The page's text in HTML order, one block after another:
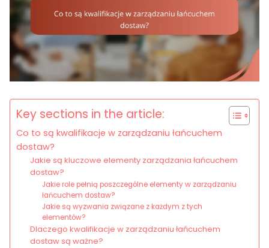
Key sections in the article:
Co to są kwalifikacje w zarządzaniu łańcuchem
dostaw?
Jakie są kluczowe elementy zarządzania łańcuchem
dostaw?
Jakie role pełnią poszczególne elementy w zarządzaniu
łańcuchem dostaw?
Jakie są wyzwania związane z każdym z tych
elementów?
Dlaczego kwalifikacje w zarządzaniu łańcuchem
dostaw są ważne?